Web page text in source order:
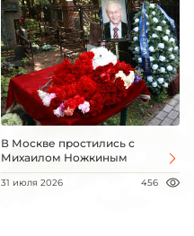
В Москве простились с
Михаилом Ножкиным
31 июля 2026 456